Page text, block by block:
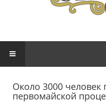
Около 3000 человек
первомайской